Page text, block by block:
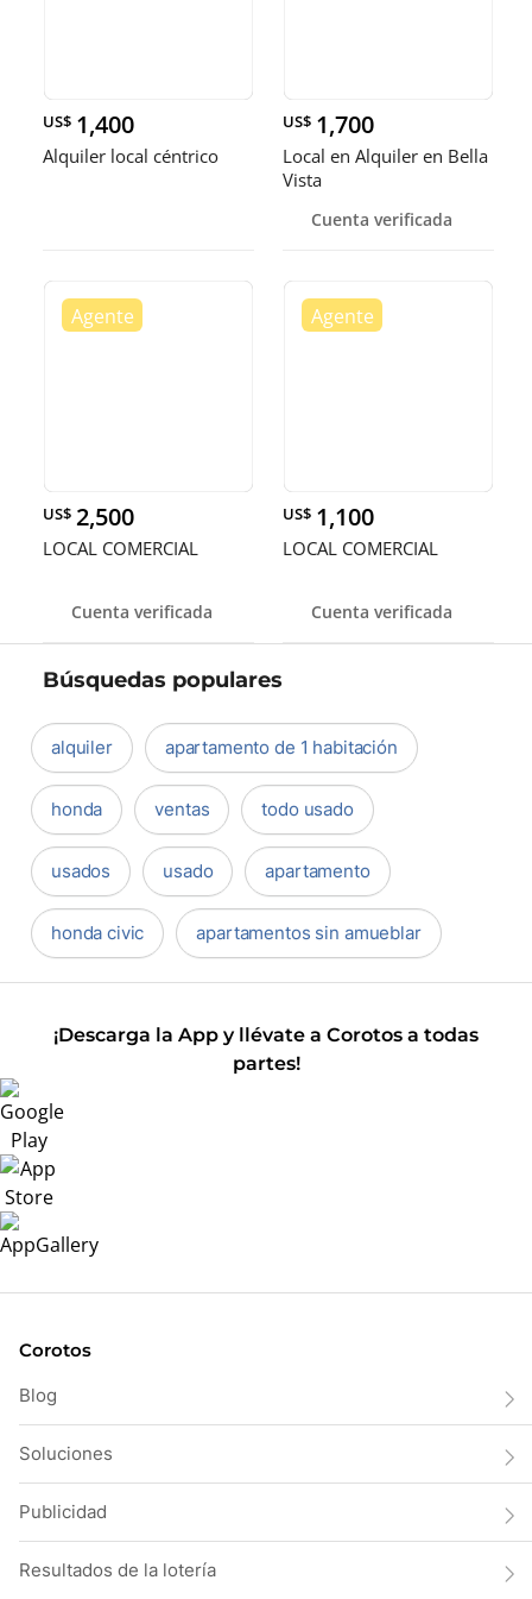
US$ 1,400
Alquiler local céntrico
US$ 1,700
Local en Alquiler en Bella
Vista
Cuenta verificada
US$ 2,500
LOCAL COMERCIAL
Cuenta verificada
US$ 1,100
LOCAL COMERCIAL
Cuenta verificada
Búsquedas populares
alquiler apartamento de 1 habitación
honda ventas todo usado
usados usado apartamento
honda civic apartamentos sin amueblar
¡Descarga la App y llévate a Corotos a todas
partes!
Corotos
Blog
Soluciones
Publicidad
Resultados de la lotería